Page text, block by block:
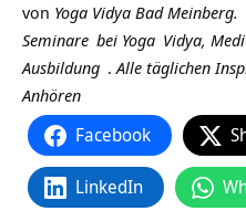
von Yoga Vidya Bad Meinberg.
Seminare bei Yoga Vidya,
Ausbildung .Alle täglichen
Anhören
Facebook
LinkedIn